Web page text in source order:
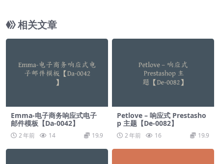
相关文章
Emma-电子商务响应式电子
邮件模板【Da-0042】
2 年前 14 19.9
Petlove – 响应式 Prestasho
p 主题【De-0082】
2 年前 16 19.9